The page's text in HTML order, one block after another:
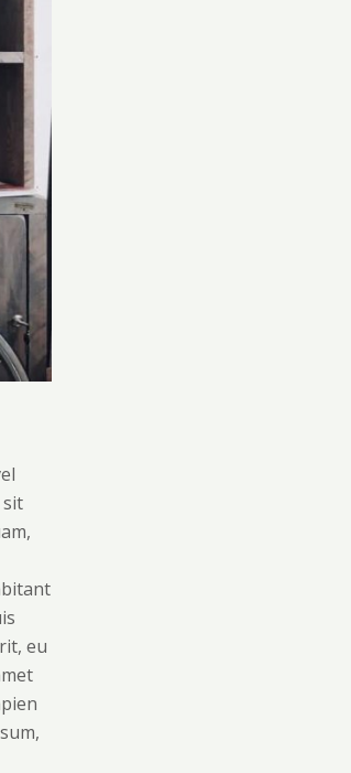
sit
eu